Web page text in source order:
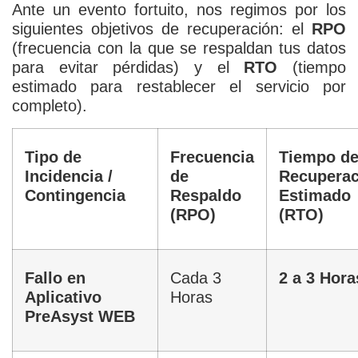
Ante un evento fortuito, nos regimos por los
siguientes objetivos de recuperación: el RPO
(frecuencia con la que se respaldan tus datos
para evitar pérdidas) y el RTO (tiempo
estimado para restablecer el servicio por
completo).
Tipo de
Incidencia /
Contingencia
Frecuencia
de
Respaldo
(RPO)
Tiempo de
Estimado
(RTO)
Fallo en
Aplicativo
PreAsyst WEB
Cada 3
Horas
2 a 3